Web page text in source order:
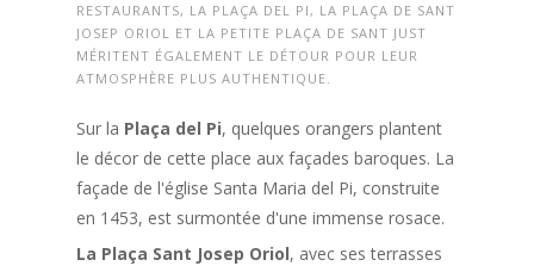
RESTAURANTS, LA PLAÇA DEL PI, LA PLAÇA DE SANT
JOSEP ORIOL ET LA PETITE PLAÇA DE SANT JUST
MÉRITENT ÉGALEMENT LE DÉTOUR POUR LEUR
ATMOSPHÈRE PLUS AUTHENTIQUE.
Sur la Plaça del Pi, quelques orangers plantent
le décor de cette place aux façades baroques. La
façade de l'église Santa Maria del Pi, construite
en 1453, est surmontée d'une immense rosace.
La Plaça Sant Josep Oriol, avec ses terrasses